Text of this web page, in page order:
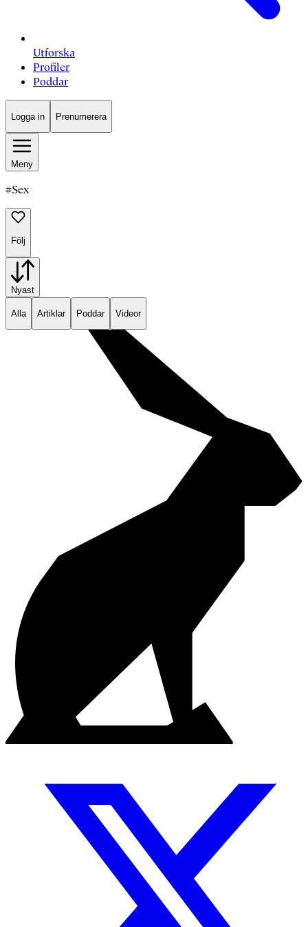
Utforska
Profiler
Poddar
Logga in Prenumerera
Meny
#Sex
Följ
Nyast
Alla Artiklar Poddar Videor